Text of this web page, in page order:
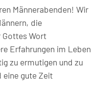
Männerabenden! Wir
die
Wort
Erfahrungen im Leben
zu ermutigen und zu
eine gute Zeit